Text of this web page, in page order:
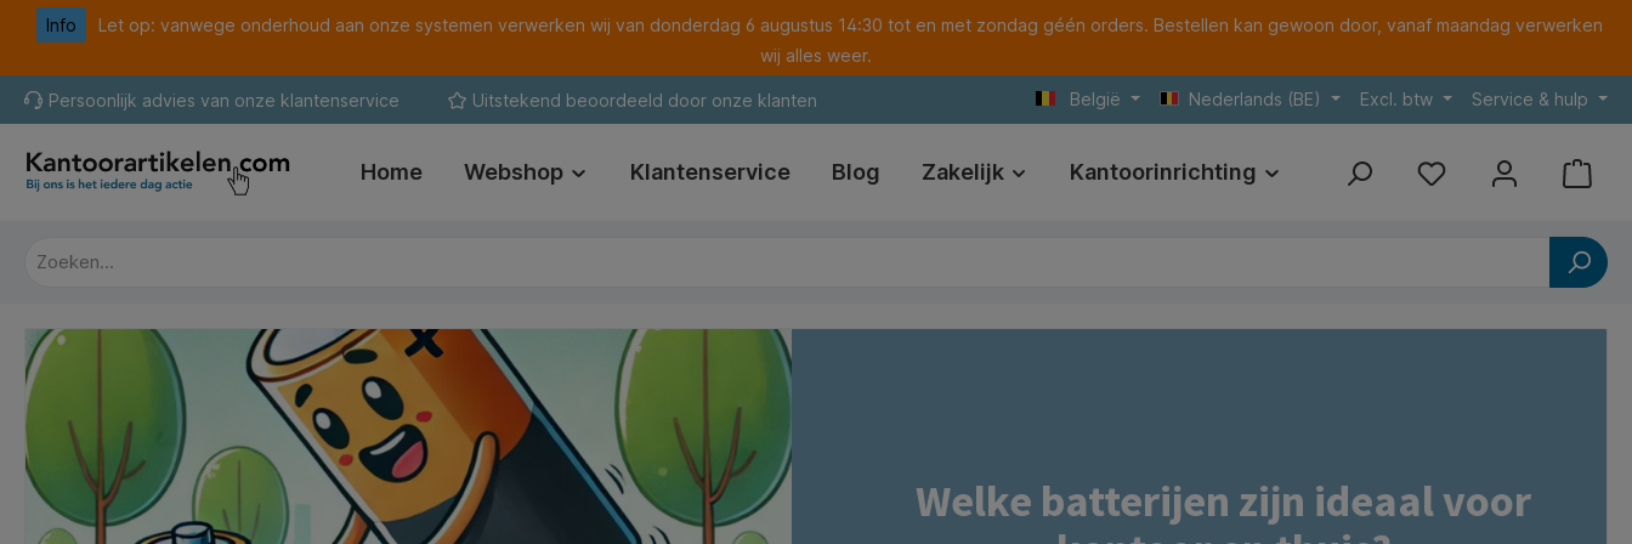
Ga naar de hoofdnavigatie
Info
Let op: vanwege onderhoud aan onze systemen verwerken wij van donderdag 6 augustus 14:30 tot en met zondag géén orders. Bestellen kan gewoon door, vanaf maandag verwerken
wij alles weer.
Persoonlijk advies van onze klantenservice Uitstekend beoordeeld door onze klanten België Nederlands (BE) Excl. btw Service & hulp
Home Webshop Klantenservice Blog Zakelijk Kantoorinrichting Print Referenties
Welke batterijen zijn ideaal voor